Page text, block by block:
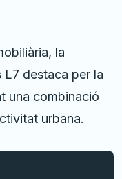
la
destaca per la
una combinació
urbana.